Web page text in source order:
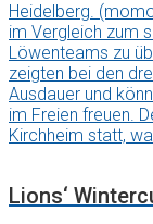
Heidelberg.
im Vergleich zum
Löwenteams zu
zeigten bei den
Ausdauer und
im Freien freuen.
Kirchheim statt,
Lions‘